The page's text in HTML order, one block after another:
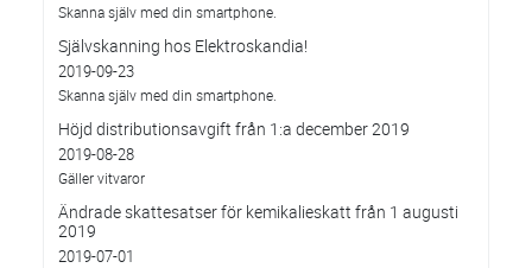
Skanna själv med din smartphone.
Självskanning hos Elektroskandia!
2019-09-23
Skanna själv med din smartphone.
Höjd distributionsavgift från 1:a december 2019
2019-08-28
Gäller vitvaror
Ändrade skattesatser för kemikalieskatt från 1 augusti
2019
2019-07-01